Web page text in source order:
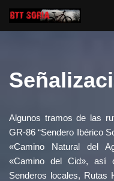
Saltar
Algunos tramos de las
GR-86 “Sendero Ibérico
«Camino Natural del
«Camino del Cid», así
Senderos locales, Rutas